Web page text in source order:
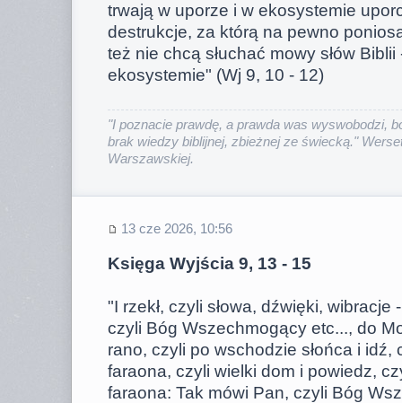
trwają w uporze i w ekosystemie
destrukcje, za którą na pewno
też nie chcą słuchać mowy słów
ekosystemie" (Wj 9, 10 - 12)
"I poznacie prawdę, a prawda was wyswobodzi,
brak wiedzy biblijnej, zbieżnej ze świecką."
Warszawskiej.
13 cze 2026, 10:56
Księga Wyjścia 9, 13 - 15
"I rzekł, czyli słowa, dźwięki, wibracje
czyli Bóg Wszechmogący etc..., do
rano, czyli po wschodzie słońca i idź,
faraona, czyli wielki dom i powiedz,
faraona: Tak mówi Pan, czyli Bóg